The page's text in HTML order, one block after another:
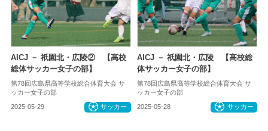
AICJ － 祇園北・広陵② 【高校
総体サッカー女子の部】
第78回広島県高等学校総合体育大会 サ
ッカー女子の部
2025-05-29 サッカー
AICJ － 祇園北・広陵 【高校総
体サッカー女子の部】
第78回広島県高等学校総合体育大会 サ
ッカー女子の部
2025-05-28 サッカー